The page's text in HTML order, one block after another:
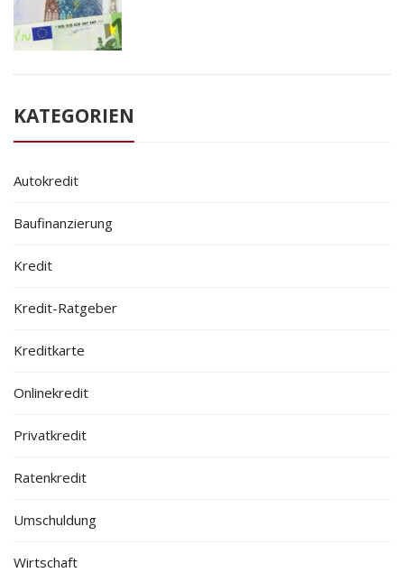
KATEGORIEN
Autokredit
Baufinanzierung
Kredit
Kredit-Ratgeber
Kreditkarte
Onlinekredit
Privatkredit
Ratenkredit
Umschuldung
Wirtschaft